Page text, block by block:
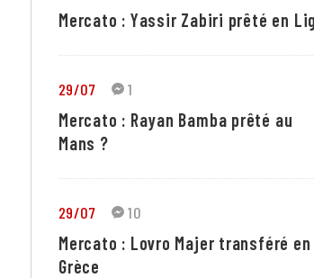
Mercato : Yassir Zabiri prêté en
29/07 1
Mercato : Rayan Bamba prêté au
Mans ?
29/07 10
Mercato : Lovro Majer transféré en
Grèce